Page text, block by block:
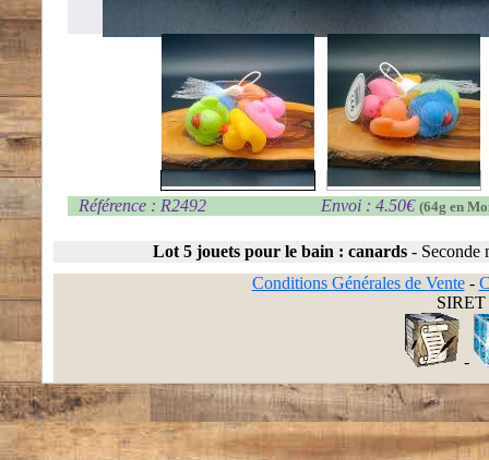
Référence : R2492 Envoi : 4.50€ (64g en
Lot 5 jouets pour le bain : canards- Seconde
Conditions Générales de Vente-
SIRET
-